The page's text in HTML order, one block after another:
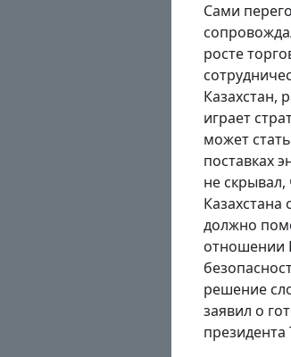
Сами
росте
Казахстан,
играет
может
поставках
не
должно
отношении
решение
заявил о
президента